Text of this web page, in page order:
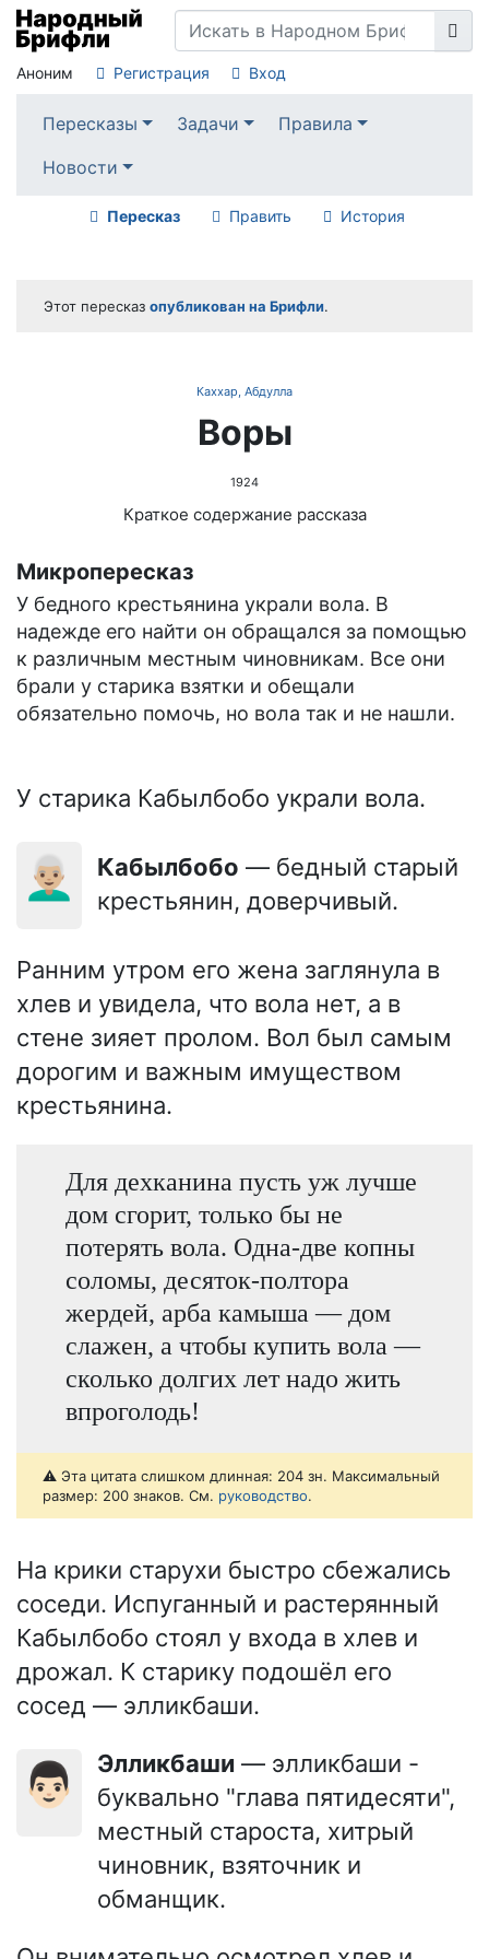
Аноним Регистрация Вход
Пересказы Задачи
Правила
Новости
Пересказ Править История
Этот пересказ опубликован на Брифли.
Каххар, Абдулла
Воры
1924
Краткое содержание рассказа
Микропересказ
У бедного крестьянина украли вола. В
надежде его найти он обращался за помощью
к различным местным чиновникам. Все они
брали у старика взятки и обещали
обязательно помочь, но вола так и не нашли.
У старика Кабылбобо украли вола.
👨🏼‍🦳 Кабылбобо — бедный старый
крестьянин, доверчивый.
Ранним утром его жена заглянула в
хлев и увидела, что вола нет, а в
стене зияет пролом. Вол был самым
дорогим и важным имуществом
крестьянина.
Для дехканина пусть уж лучше
дом сгорит, только бы не
потерять вола. Одна-две копны
соломы, десяток-полтора
жердей, арба камыша — дом
слажен, а чтобы купить вола —
сколько долгих лет надо жить
впроголодь!
⚠️ Эта цитата слишком длинная: 204 зн. Максимальный
размер: 200 знаков. См. руководство.
На крики старухи быстро сбежались
соседи. Испуганный и растерянный
Кабылбобо стоял у входа в хлев и
дрожал. К старику подошёл его
сосед — элликбаши.
👨🏻 Элликбаши — элликбаши -
буквально "глава пятидесяти",
местный староста, хитрый
чиновник, взяточник и
обманщик.